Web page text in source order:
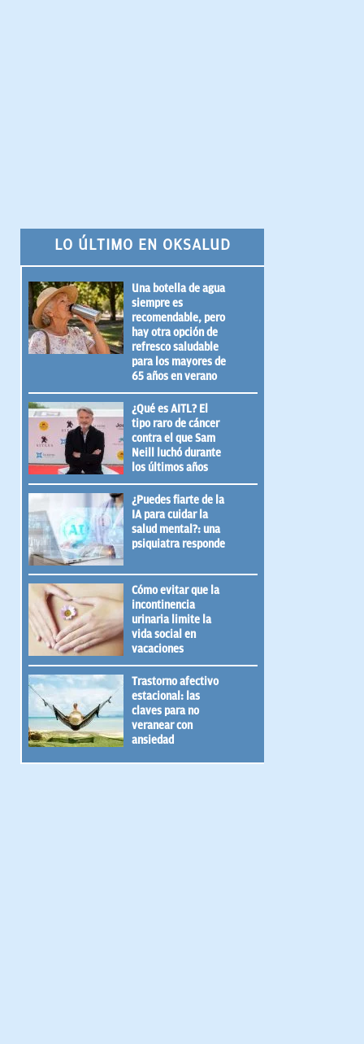
LO ÚLTIMO EN OKSALUD
Una botella de agua
siempre es
recomendable, pero
hay otra opción de
refresco saludable
para los mayores de
65 años en verano
¿Qué es AITL? El
tipo raro de cáncer
contra el que Sam
Neill luchó durante
los últimos años
¿Puedes fiarte de la
IA para cuidar la
salud mental?: una
psiquiatra responde
Cómo evitar que la
incontinencia
urinaria limite la
vida social en
vacaciones
Trastorno afectivo
estacional: las
claves para no
veranear con
ansiedad